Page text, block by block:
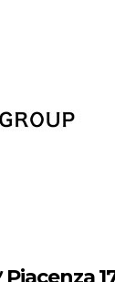
Piacenza